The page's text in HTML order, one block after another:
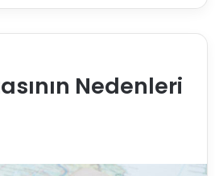
Nedenleri